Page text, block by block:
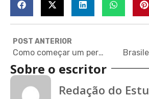
POST ANTERIOR
Como começar um personal statement de sucesso sem clichês
Sobre o escritor
Redação do